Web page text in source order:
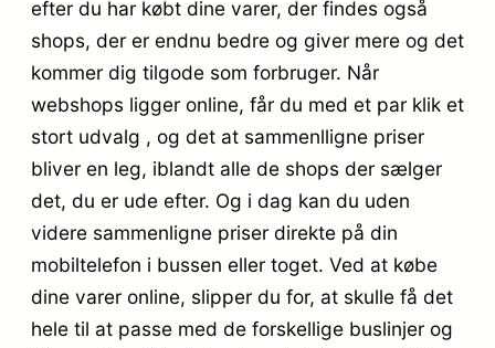
efter du har købt dine varer, der findes også
shops, der er endnu bedre og giver mere og det
kommer dig tilgode som forbruger. Når
webshops ligger online, får du med et par klik et
stort udvalg , og det at sammenlligne priser
bliver en leg, iblandt alle de shops der sælger
det, du er ude efter. Og i dag kan du uden
videre sammenligne priser direkte på din
mobiltelefon i bussen eller toget. Ved at købe
dine varer online, slipper du for, at skulle få det
hele til at passe med de forskellige buslinjer og